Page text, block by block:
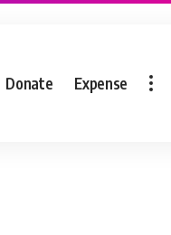
Donate Expense